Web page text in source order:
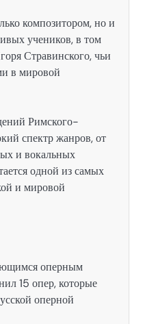
композитором, но и
учеников, в том
Стравинского, чьи
в мировой
Римского-
спектр жанров, от
и вокальных
одной из самых
и мировой
оперным
15 опер, которые
оперной